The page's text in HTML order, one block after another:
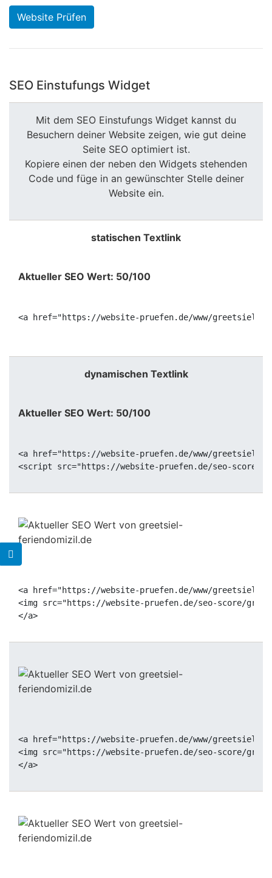
Website Prüfen
SEO Einstufungs Widget
Mit dem SEO Einstufungs Widget kannst du
Besuchern deiner Website zeigen, wie gut deine
Seite SEO optimiert ist.
Kopiere einen der neben den Widgets stehenden
Code und füge in an gewünschter Stelle deiner
Website ein.
statischen Textlink
Aktueller SEO Wert: 50/100
<a href="https://website-pruefen.de/www/greetsiel-
dynamischen Textlink
Aktueller SEO Wert: 50/100
<a href="https://website-pruefen.de/www/greetsiel-
<a href="https://website-pruefen.de/www/greetsiel-
<img src="https://website-pruefen.de/seo-score/
<a href="https://website-pruefen.de/www/greetsiel-
<img src="https://website-pruefen.de/seo-score/